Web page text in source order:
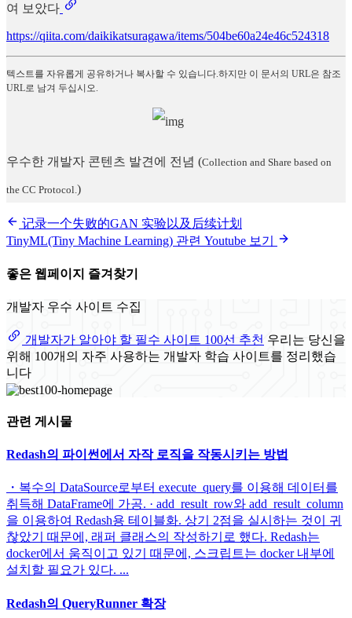
여 보았다
https://qiita.com/daikikatsuragawa/items/504be60a24e46c524318
텍스트를 자유롭게 공유하거나 복사할 수 있습니다.하지만 이 문서의 URL은 참조
URL로 남겨 두십시오.
우수한 개발자 콘텐츠 발견에 전념 (Collection and Share based on
the CC Protocol. )
记录一个失败的GAN 实验以及后续计划
TinyML(Tiny Machine Learning) 관련 Youtube 보기
좋은 웹페이지 즐겨찾기
개발자 우수 사이트 수집
개발자가 알아야 할 필수 사이트 100선 추천 우리는 당신을
위해 100개의 자주 사용하는 개발자 학습 사이트를 정리했습
니다
관련 게시물
Redash의 파이썬에서 자작 로직을 작동시키는 방법
・복수의 DataSource로부터 execute_query를 이용해 데이터를
취득해 DataFrame에 가공. · add_result_row와 add_result_column
을 이용하여 Redash용 테이블화. 상기 2점을 실시하는 것이 귀
찮았기 때문에, 래퍼 클래스의 작성하기로 했다. Redash는
docker에서 움직이고 있기 때문에, 스크립트는 docker 내부에
설치할 필요가 있다. ...
Redash의 QueryRunner 확장